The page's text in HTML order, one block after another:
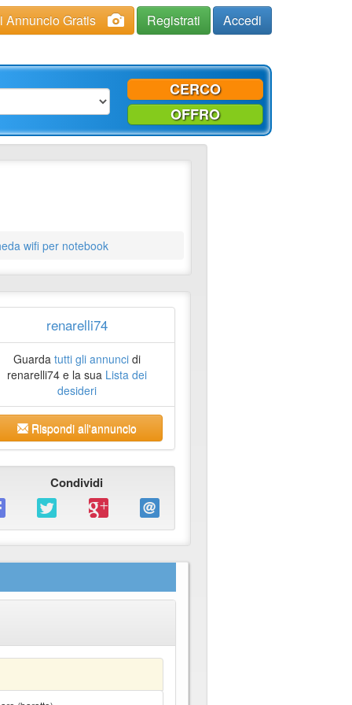
Annuncio Gratis Registrati Accedi
CERCO
OFFRO
wifi per notebook
renarelli74
Guarda tutti gli annuncidi
renarelli74 e la sua Lista dei
desideri
Rispondi all'annuncio
Condividi